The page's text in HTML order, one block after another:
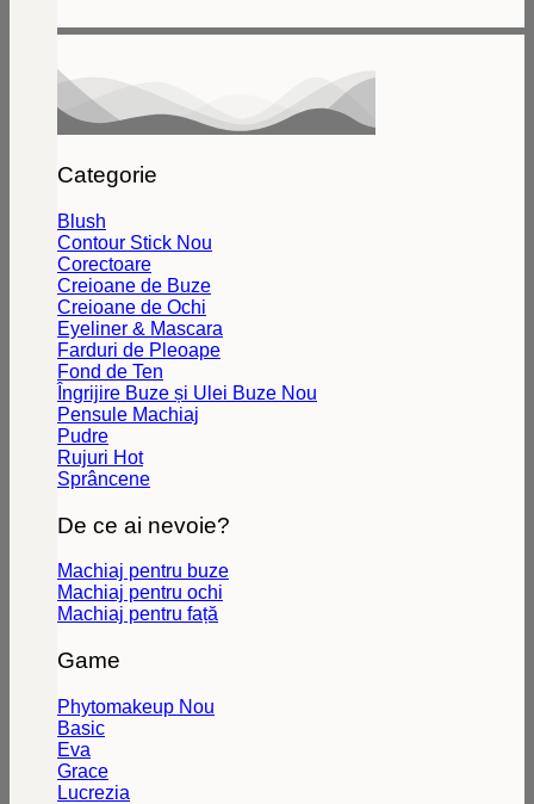
Categorie
Blush
Contour Stick
Corectoare
Creioane de Buze
Creioane de Ochi
Eyeliner & Mascara
Farduri de Pleoape
Fond de Ten
Îngrijire Buze și Ulei Buze
Pensule Machiaj
Pudre
Rujuri
Sprâncene
De ce ai nevoie?
Machiaj pentru buze
Machiaj pentru ochi
Machiaj pentru față
Game
Phytomakeup
Basic
Eva
Grace
Lucrezia